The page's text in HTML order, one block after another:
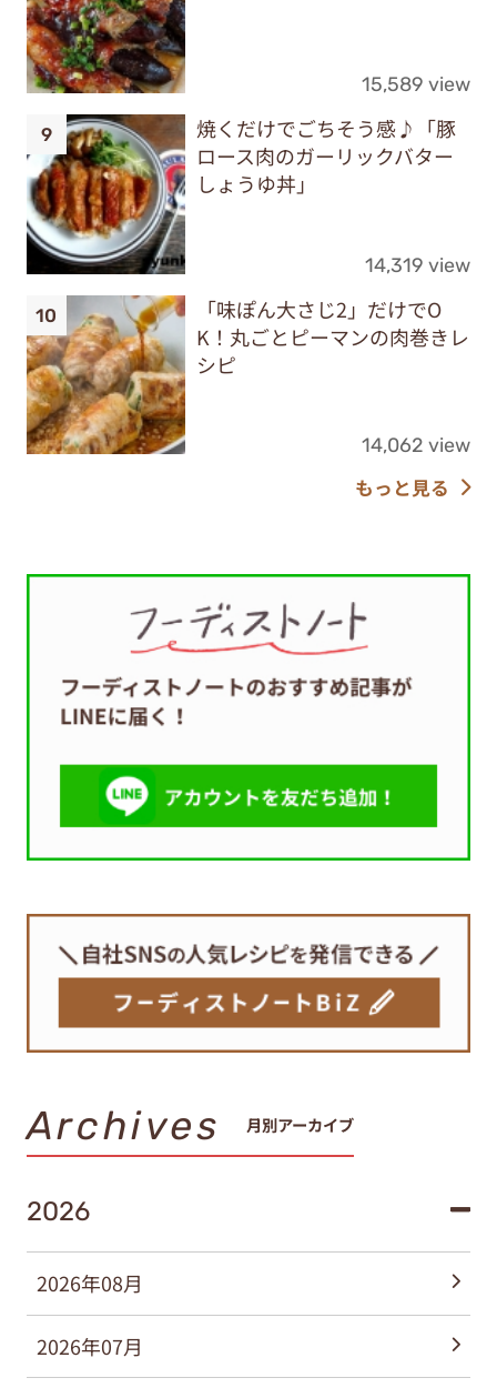
15,589 view
焼くだけでごちそう感♪「豚
ロース肉のガーリックバター
しょうゆ丼」
14,319 view
「味ぽん大さじ2」だけでO
K！丸ごとピーマンの肉巻きレ
シピ
14,062 view
もっと見る
Archives 月別アーカイブ
2026
2026年08月
2026年07月